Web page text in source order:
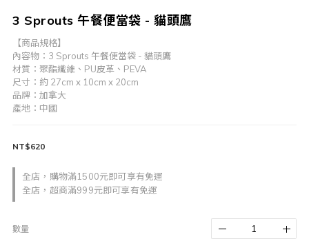
3 Sprouts 午餐便當袋 - 貓頭鷹
【商品規格】
內容物：3 Sprouts 午餐便當袋 - 貓頭鷹
材質：聚酯纖維、PU皮革、PEVA
尺寸：約 27cm x 10cm x 20cm
品牌：加拿大
產地：中國
全店，購物滿1500元即可享有免運
全店，超商滿999元即可享有免運
NT$620
數量